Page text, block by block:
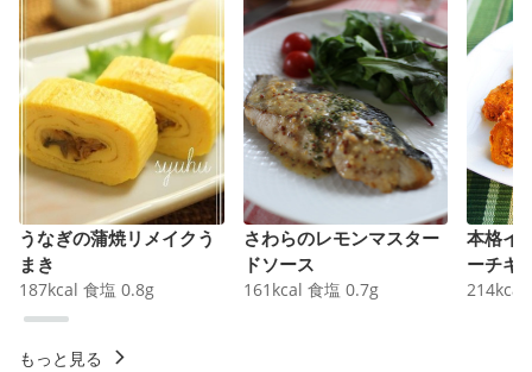
うなぎの蒲焼リメイクう
まき
187kcal 食塩 0.8g
さわらのレモンマスター
ドソース
161 kcal 食塩 0.7g
本格イ
ーチキ
214kcal
もっと見る